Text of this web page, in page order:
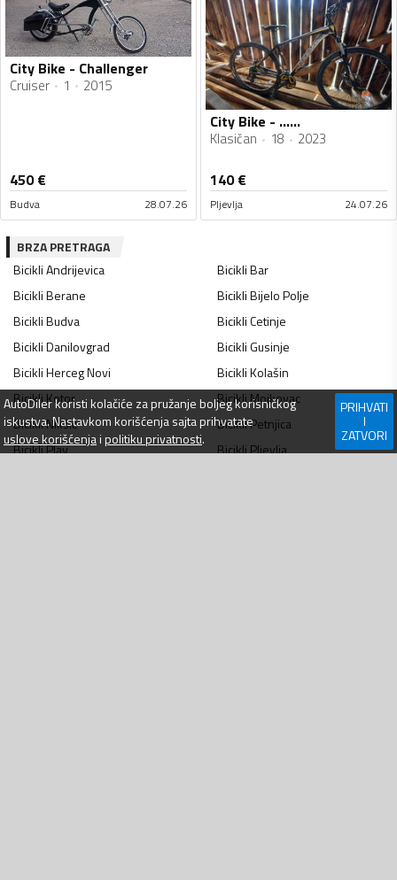
City Bike - Challenger
Cruiser 1 2015
450€
Budva 28.07.26
City Bike - ......
Klasičan 18 2023
140€
Pljevlja 24.07.26
BRZA PRETRAGA
BicikliAndrijevica BicikliBar
BicikliBerane BicikliBijelo Polje
BicikliBudva BicikliCetinje
BicikliDanilovgrad BicikliGusinje
BicikliHerceg Novi BicikliKolašin
BicikliKotor BicikliMojkovac
BicikliNikšić BicikliPetnjica
BicikliPlav BicikliPljevlja
AutoDilerkoristi kolačiće za pružanje boljeg korisničkog
iskustva. Nastavkom korišćenja sajta prihvatate
uslove korišćenjaipolitiku privatnosti.
PRIHVATI
I
ZATVORI